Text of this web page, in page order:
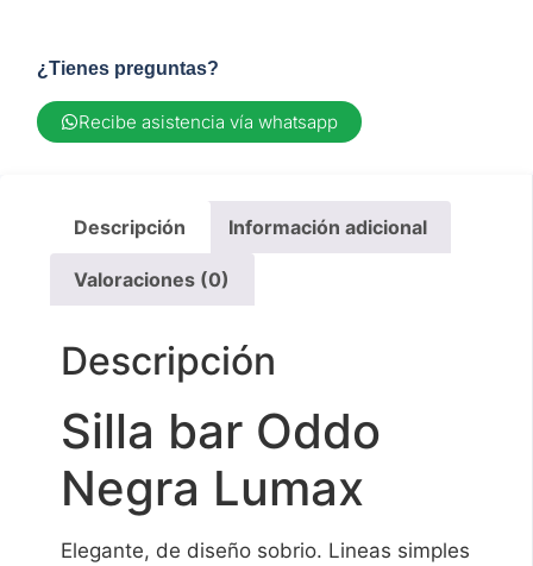
¿Tienes preguntas?
Recibe asistencia vía whatsapp
Descripción Información adicional
Valoraciones (0)
Descripción
Silla bar Oddo
Negra Lumax
Elegante, de diseño sobrio. Lineas simples